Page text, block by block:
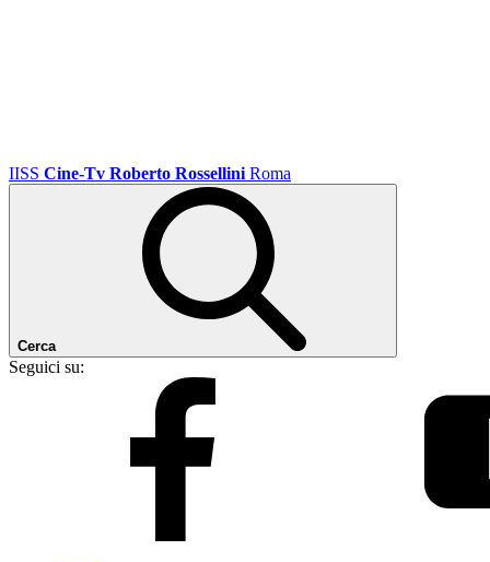
IISS Cine-Tv Roberto Rossellini Roma
Cerca
Seguici su: